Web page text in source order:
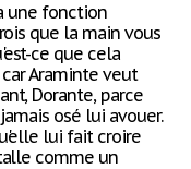
une fonction
que la main vous
ce que cela
Araminte veut
Dorante, parce
osé lui avouer.
lui fait croire
comme un